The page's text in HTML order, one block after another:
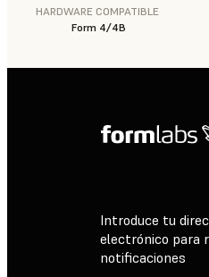
HARDWARE COMPATIBLE
Form 4/4B
Introduce tu
electrónico para
notificaciones